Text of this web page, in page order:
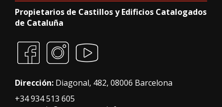
Propietarios de Castillos y Edificios Catalogados
de Cataluña
Dirección: Diagonal, 482, 08006 Barcelona
+34 934 513 605